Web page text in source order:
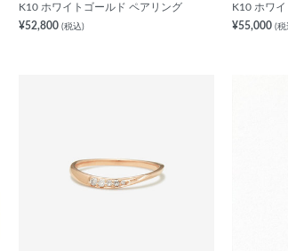
K10 ホワイトゴールド ペアリング
¥52,800 (税込)
K10 ホワ
¥55,000 (税